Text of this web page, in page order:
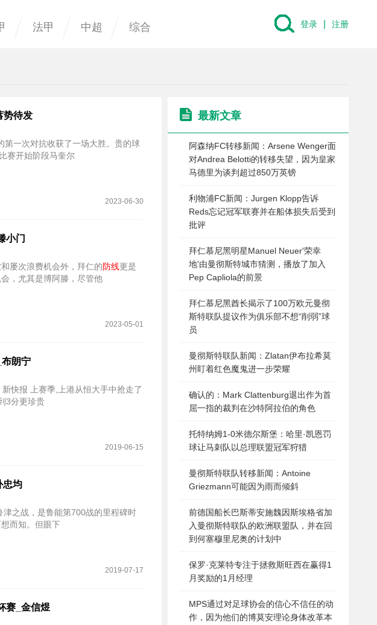
法甲 中超 综合 登录 注册
势待发
一次对抗收获了一场大胜。贵的球
赛开始阶段马奎尔
2023-06-30
小门
屡次浪费机会外，拜仁的防线更是
，尤其是博阿滕，尽管他
2023-05-01
朗宁
3分更珍贵
2019-06-15
忠均
而知。但眼下
2019-07-17
赛_金信煜
最新文章
阿森纳FC转移新闻：Arsene Wenger面
对Andrea Belotti的转移失望，因为皇家
马德里为谈判超过850万英镑
利物浦FC新闻：Jurgen Klopp告诉
Reds忘记冠军联赛并在船体损失后受到
批评
拜仁慕尼黑明星Manuel Neuer'荣幸
地'由曼彻斯特城市猜测，播放了加入
Pep Capliola的前景
拜仁慕尼黑酋长揭示了100万欧元曼彻
斯特联队提议作为俱乐部不想“削弱”球
员
曼彻斯特联队新闻：Zlatan伊布拉希莫
州盯着红色魔鬼进一步荣耀
确认的：Mark Clattenburg退出作为首
屈一指的裁判在沙特阿拉伯的角色
托特纳姆1-0米德尔斯堡：哈里·凯恩罚
球让马刺队以总理联盟冠军狩猎
曼彻斯特联队转移新闻：Antoine
Griezmann可能因为雨而倾斜
前德国船长巴斯蒂安施魏因斯埃格省加
入曼彻斯特联队的欧洲联盟队，并在回
到何塞穆里尼奥的计划中
保罗·克莱特专注于拯救斯旺西在赢得1
月奖励的1月经理
MPS通过对足球协会的信心不信任的动
作，因为他们的博莫安理论身体改革本